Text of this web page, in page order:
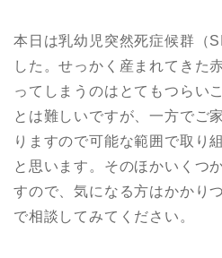
本日は乳幼児突然死症候群（
した。せっかく産まれてきた
ってしまうのはとてもつらい
とは難しいですが、一方でご
りますので可能な範囲で取り
と思います。そのほかいくつ
すので、気になる方はかかり
で相談してみてください。